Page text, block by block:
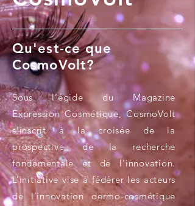
Qu'est-ce que
CosmoVolt?
Sous l’égide du Magazine
Expression Cosmétique, CosmoVolt
s’inscrit à la croisée de la
prospective, de la recherche
fondamentale et de l’innovation.
L’initiative vise à fédérer les acteurs
de l’innovation dermo-cosmétique